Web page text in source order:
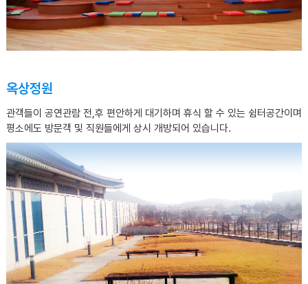
옥상정원
관객들이 공연관람 전,후 편안하게 대기하며 휴식 할 수 있는 쉼터공간이며
평소에도 방문객 및 직원들에게 상시 개방되어 있습니다.